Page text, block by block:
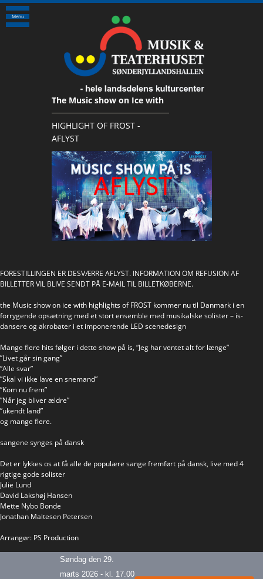
Menu
The Music show on Ice with
HIGHLIGHT OF FROST -
AFLYST
FORESTILLINGEN ER DESVÆRRE AFLYST. INFORMATION OM REFUSION AF
BILLETTER VIL BLIVE SENDT PÅ E-MAIL TIL BILLETKØBERNE.
the Music show on ice with highlights of FROST kommer nu til Danmark i en
forrygende opsætning med et stort ensemble med musikalske solister – is-
dansere og akrobater i et imponerende LED scenedesign
Mange flere hits følger i dette show på is, “Jeg har ventet alt for længe”
”Livet går sin gang”
”Alle svar”
”Skal vi ikke lave en snemand”
”Kom nu frem”
”Når jeg bliver ældre”
”ukendt land”
og mange flere.
sangene synges på dansk
Det er lykkes os at få alle de populære sange fremført på dansk, live med 4
rigtige gode solister
Julie Lund
David Lakshøj Hansen
Mette Nybo Bonde
Jonathan Maltesen Petersen
Arrangør: PS Production
Søndag den 29.
marts 2026 - kl. 17.00